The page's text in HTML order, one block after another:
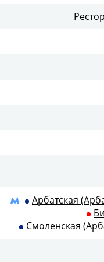
- 135 человек.
на 35 человек,
Арбатская
Смоленская